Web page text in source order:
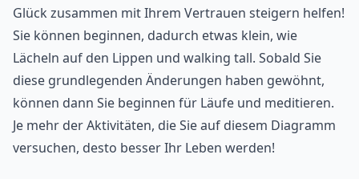
Glück zusammen mit Ihrem Vertrauen steigern helfen!
Sie können beginnen, dadurch etwas klein, wie
Lächeln auf den Lippen und walking tall. Sobald Sie
diese grundlegenden Änderungen haben gewöhnt,
können dann Sie beginnen für Läufe und meditieren.
Je mehr der Aktivitäten, die Sie auf diesem Diagramm
versuchen, desto besser Ihr Leben werden!